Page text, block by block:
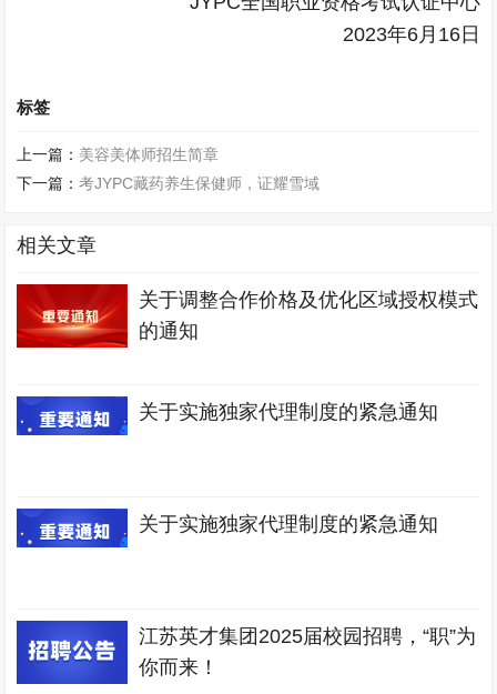
2023年6月16日
标签
上一篇： 美容美体师招生简章
下一篇：考JYPC藏药养生保健师，证耀雪域
相关文章
关于调整合作价格及优化区域授权模式
的通知
关于实施独家代理制度的紧急通知
关于实施独家代理制度的紧急通知
江苏英才集团2025届校园招聘，“职”为
你而来！